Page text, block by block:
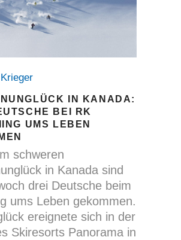
IN KANADA:
BEI RK
UMS LEBEN
schweren
in Kanada sind
drei Deutsche beim
ums Leben gekommen.
ereignete sich in der
Skiresorts Panorama in